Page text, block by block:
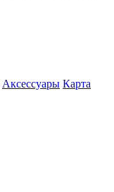
Аксессуары Карта